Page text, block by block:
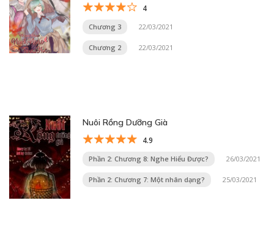
4
Chương 3 22/03/2021
Chương 2 22/03/2021
Nuôi Rồng Dưỡng Già
4.9
Phần 2: Chương 8: Nghe Hiểu Được? 26/03/2021
Phần 2: Chương 7: Một nhân dạng? 25/03/2021